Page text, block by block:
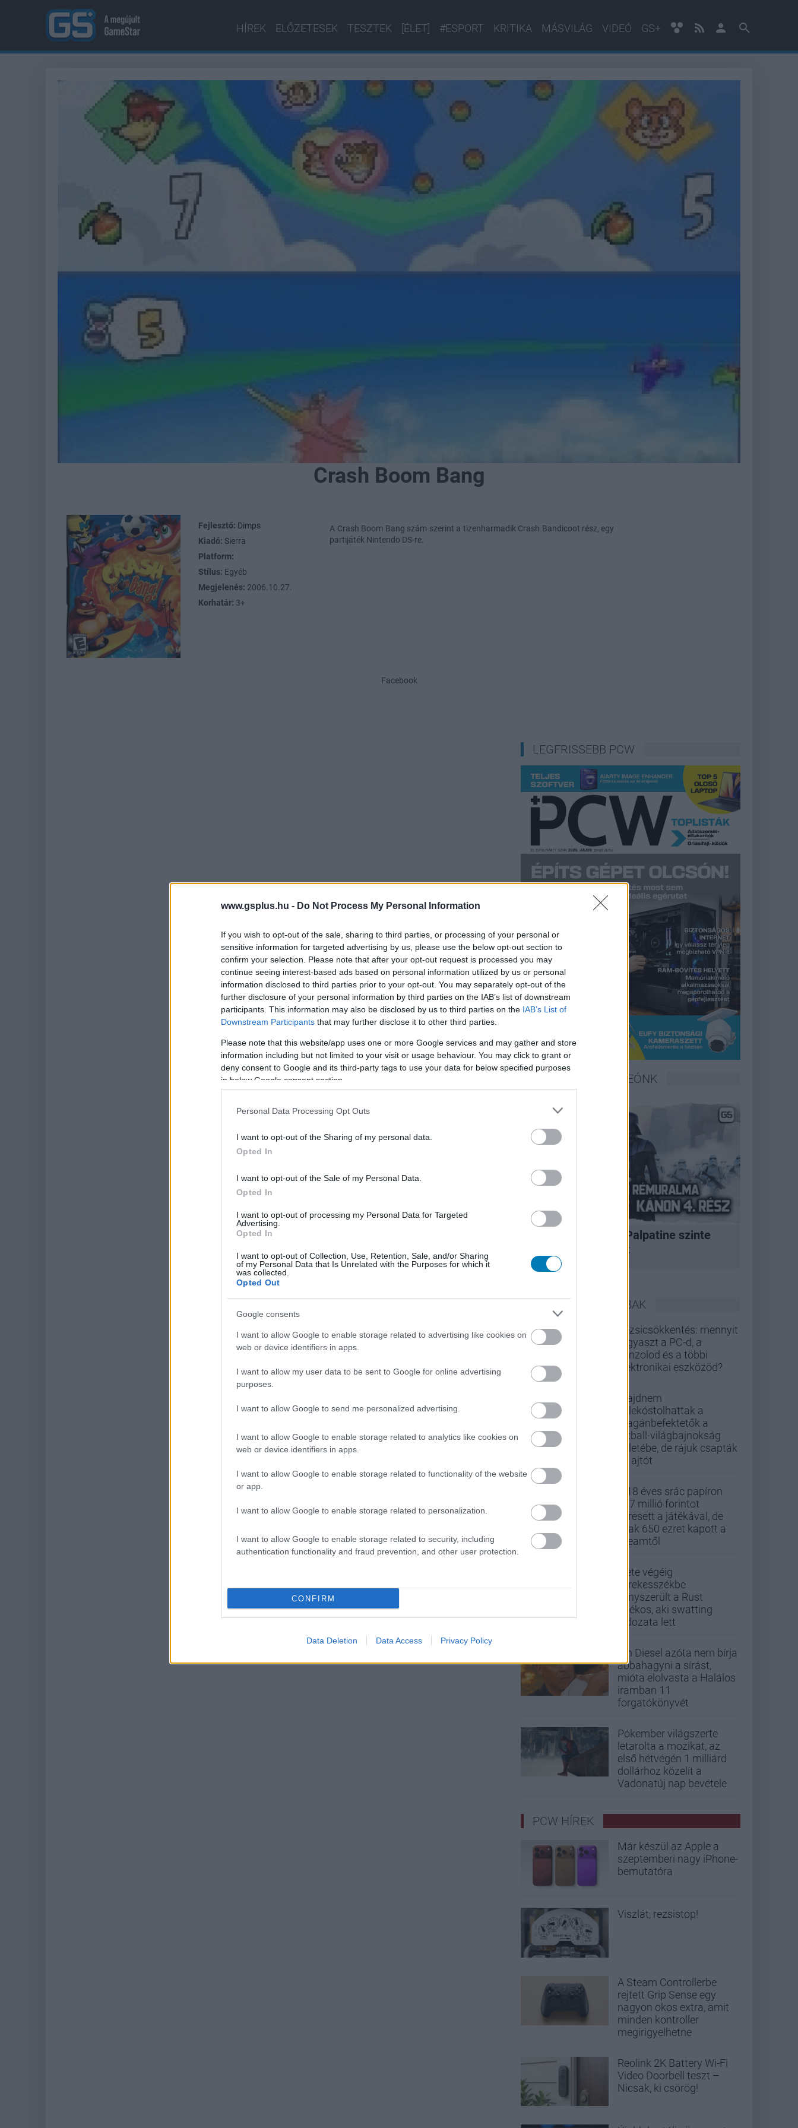
www.gsplus.hu - Do Not Process My Personal Information
If you wish to opt-out of the sale, sharing to third parties, or processing of your personal or
sensitive information for targeted advertising by us, please use the below opt-out section to
confirm your selection. Please note that after your opt-out request is processed you may
continue seeing interest-based ads based on personal information utilized by us or personal
information disclosed to third parties prior to your opt-out. You may separately opt-out of the
further disclosure of your personal information by third parties on the IAB’s list of downstream
participants. This information may also be disclosed by us to third parties on the IAB’s List of
Downstream Participants that may further disclose it to other third parties.
Please note that this website/app uses one or more Google services and may gather and store
information including but not limited to your visit or usage behaviour. You may click to grant or
deny consent to Google and its third-party tags to use your data for below specified purposes
in below Google consent section.
Personal Data Processing Opt Outs
I want to opt-out of the Sharing of my personal data.
Opted In
I want to opt-out of the Sale of my Personal Data.
Opted In
I want to opt-out of processing my Personal Data for Targeted
Advertising.
Opted In
I want to opt-out of Collection, Use, Retention, Sale, and/or Sharing
of my Personal Data that Is Unrelated with the Purposes for which it
was collected.
Opted Out
Google consents
I want to allow Google to enable storage related to advertising like cookies on
web or device identifiers in apps.
I want to allow my user data to be sent to Google for online advertising
purposes.
I want to allow Google to send me personalized advertising.
I want to allow Google to enable storage related to analytics like cookies on
web or device identifiers in apps.
I want to allow Google to enable storage related to functionality of the website
or app.
I want to allow Google to enable storage related to personalization.
I want to allow Google to enable storage related to security, including
authentication functionality and fraud prevention, and other user protection.
CONFIRM
Data Deletion Data Access Privacy Policy
HÍREK ELŐZETESEK TESZTEK [ÉLET] #ESPORT KRITIKA MÁSVILÁG VIDEÓ GS+
Crash Boom Bang
Fejlesztő: Dimps
Kiadó: Sierra
Platform:
Stílus: Egyéb
Megjelenés: 2006.10.27.
Korhatár: 3+
A Crash Boom Bang szám szerint a tizenharmadik Crash Bandicoot rész, egy
partijáték Nintendo DS-re.
Facebook
LEGFRISSEBB PCW
LEGFRISSEBB VIDEÓNK
A korszak, amikor Palpatine szinte
bármit megtehetett
LEGOLVASOTTABBAK
Rezsicsökkentés: mennyit
fogyaszt a PC-d, a
konzolod és a többi
elektronikai eszközöd?
Majdnem
belekóstolhattak a
magánbefektetők a
futball-világbajnokság
üzletébe, de rájuk csapták
az ajtót
A 18 éves srác papíron
437 millió forintot
keresett a játékával, de
csak 650 ezret kapott a
Steamtől
Élete végéig
kerekesszékbe
kényszerült a Rust
játékos, aki swatting
áldozata lett
Vin Diesel azóta nem bírja
abbahagyni a sírást,
mióta elolvasta a Halálos
iramban 11
forgatókönyvét
Pókember világszerte
letarolta a mozikat, az
első hétvégén 1 milliárd
dollárhoz közelít a
Vadonatúj nap bevétele
PCW HÍREK
Már készül az Apple a
szeptemberi nagy iPhone-
bemutatóra
Viszlát, rezsistop!
A Steam Controllerbe
rejtett Grip Sense egy
nagyon okos extra, amit
minden kontroller
megirigyelhetne
Reolink 2K Battery Wi-Fi
Video Doorbell teszt –
Nicsak, ki csörög!